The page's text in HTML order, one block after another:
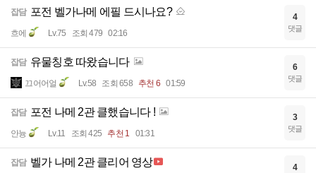
잡담 포전 벨가나메 에필 드시나요?
흐에 Lv.75 조회 479 02:16
4
댓글
잡담 유물칭호 따왔습니다
끄어어얼 Lv.58 조회 658 추천 6 01:59
6
댓글
잡담 포전 나메 2관 클했습니다 !
안늉 Lv.11 조회 425 추천 1 01:31
3
댓글
잡담 벨가 나메 2관 클리어 영상 4